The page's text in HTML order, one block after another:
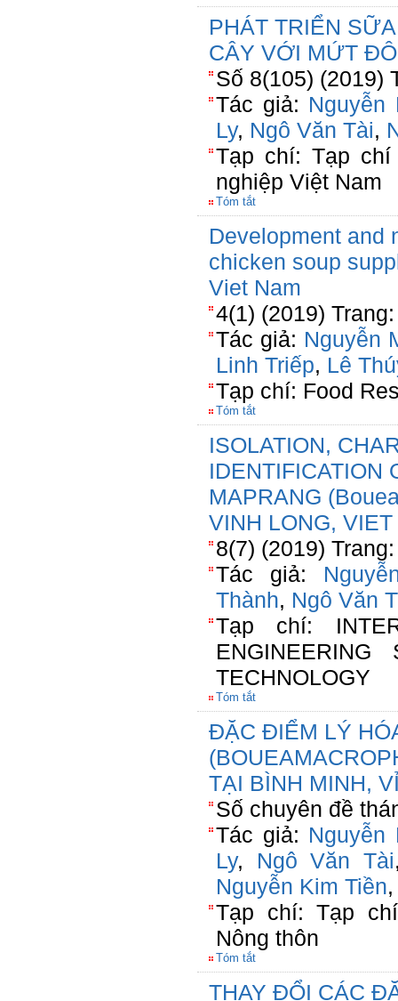
PHÁT TRIỂN
CÂY VỚI MỨT
Số 8(105) (2019)
Tác giả: Nguyễn
Ly, Ngô Văn Tài,
Tạp chí: Tạp chí
nghiệp Việt Nam
Tóm tắt
Development and
chicken soup
Viet Nam
4(1) (2019)
Tác giả: Nguyễn
Linh Triếp, Lê
Tạp chí: Food
Tóm tắt
ISOLATION,
IDENTIFICATION
MAPRANG
VINH LONG,
8(7) (2019)
Tác giả:
Thành, Ngô Văn
Tạp chí:
ENGINEERING
TECHNOLOGY
Tóm tắt
ĐẶC ĐIỂM LÝ
TẠI BÌNH MINH,
Số chuyên đề
Tác giả: Nguyễn
Ly, Ngô Văn Tài
Nguyễn Kim Tiền
Tạp chí: Tạp
Nông thôn
Tóm tắt
THAY ĐỔI CÁC